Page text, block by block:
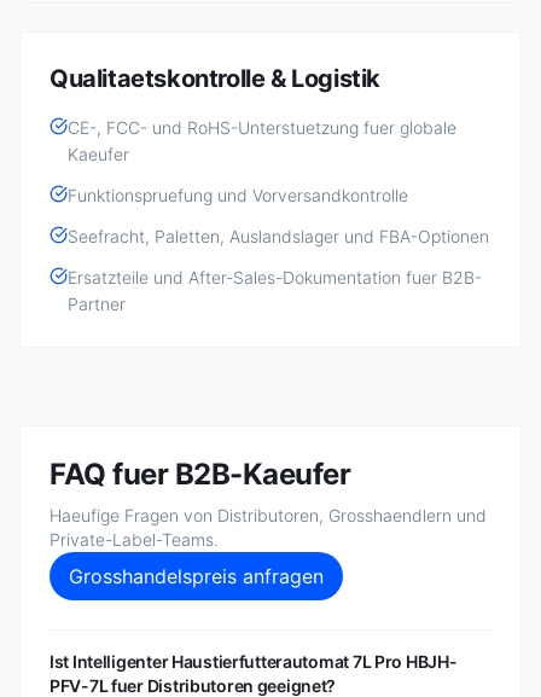
Qualitaetskontrolle & Logistik
CE-, FCC- und RoHS-Unterstuetzung fuer globale
Kaeufer
Funktionspruefung und Vorversandkontrolle
Seefracht, Paletten, Auslandslager und FBA-Optionen
Ersatzteile und After-Sales-Dokumentation fuer B2B-
Partner
FAQ fuer B2B-Kaeufer
Haeufige Fragen von Distributoren, Grosshaendlern und
Private-Label-Teams.
Grosshandelspreis anfragen
Ist Intelligenter Haustierfutterautomat 7L Pro HBJH-
PFV-7L fuer Distributoren geeignet?